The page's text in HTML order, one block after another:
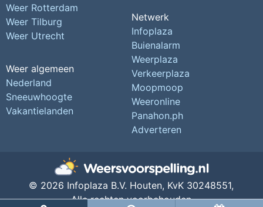
Weer Rotterdam
Weer Tilburg
Weer Utrecht
Weer algemeen
Nederland
Sneeuwhoogte
Vakantielanden
Netwerk
Infoplaza
Buienalarm
Weerplaza
Verkeerplaza
Moopmoop
Weeronline
Panahon.ph
Adverteren
© 2026 Infoplaza B.V. Houten, KvK 30248551,
Alle rechten voorbehouden